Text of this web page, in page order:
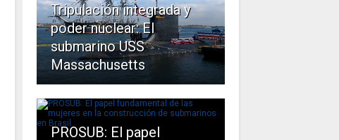
Tripulación integrada y
poder nuclear: El
submarino USS
Massachusetts
PROSUB: El papel